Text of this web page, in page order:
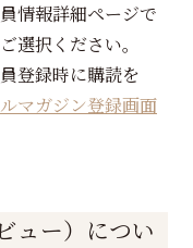
情報詳細ページで
選択ください。
登録時に購読を
マガジン登録画面
ュー）につい